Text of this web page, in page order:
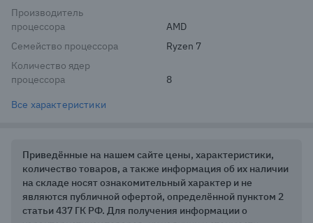
Производитель
процессора
AMD
Семейство процессора
Ryzen 7
Количество ядер
процессора
8
Все характеристики
Приведённые на нашем сайте цены, характеристики,
количество товаров, а также информация об их наличии
на складе носят ознакомительный характер и не
являются публичной офертой, определённой пунктом 2
статьи 437 ГК РФ. Для получения информации о